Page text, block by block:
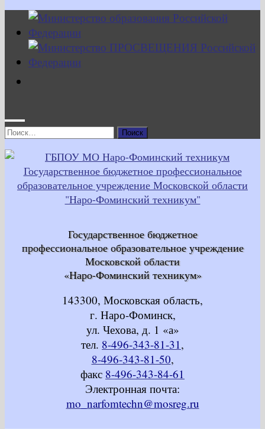
Найти:
Государственное бюджетное
профессиональное образовательное учреждение
Московской области
«Наро-Фоминский техникум»
143300, Московская область,
г. Наро-Фоминск,
ул. Чехова, д. 1 «а»
тел. 8-496-343-81-31,
8-496-343-81-50,
факс 8-496-343-84-61
Электронная почта:
mo_narfomtechn@mosreg.ru